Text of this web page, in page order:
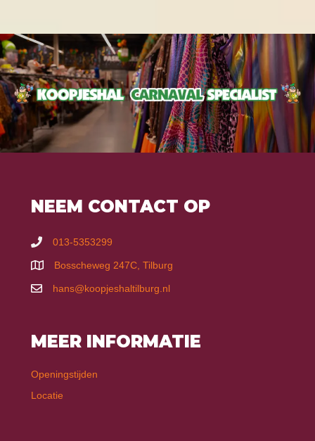
NEEM CONTACT OP
013-5353299
Bosscheweg 247C, Tilburg
hans@koopjeshaltilburg.nl
MEER INFORMATIE
Openingstijden
Locatie